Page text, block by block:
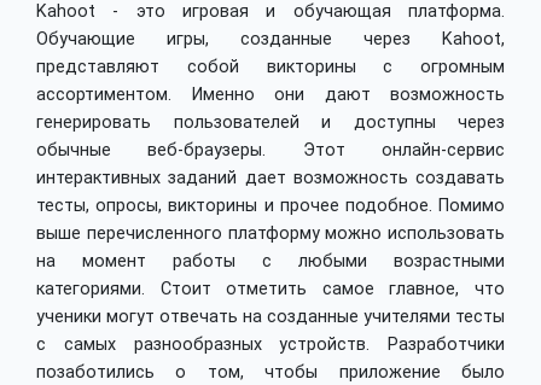
Kahoot - это игровая и обучающая платформа.
Обучающие игры, созданные через Kahoot,
представляют собой викторины с огромным
ассортиментом. Именно они дают возможность
генерировать пользователей и доступны через
обычные веб-браузеры. Этот онлайн-сервис
интерактивных заданий дает возможность создавать
тесты, опросы, викторины и прочее подобное. Помимо
выше перечисленного платформу можно использовать
на момент работы с любыми возрастными
категориями. Стоит отметить самое главное, что
ученики могут отвечать на созданные учителями тесты
с самых разнообразных устройств. Разработчики
позаботились о том, чтобы приложение было